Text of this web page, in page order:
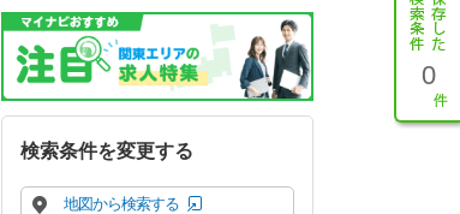
0
検索条件を変更する
地図から検索する